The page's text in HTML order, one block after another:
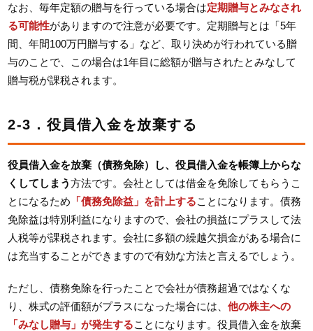
なお、毎年定額の贈与を行っている場合は定期贈与とみなされ
る可能性がありますので注意が必要です。定期贈与とは「5年
間、年間100万円贈与する」など、取り決めが行われている贈
与のことで、この場合は1年目に総額が贈与されたとみなして
贈与税が課税されます。
2-3．役員借入金を放棄する
役員借入金を放棄（債務免除）し、役員借入金を帳簿上からな
くしてしまう方法です。会社としては借金を免除してもらうこ
とになるため 「債務免除益」を計上することになります。債務
免除益は特別利益になりますので、会社の損益にプラスして法
人税等が課税されます。会社に多額の繰越欠損金がある場合に
は充当することができますので有効な方法と言えるでしょう。
ただし、債務免除を行ったことで会社が債務超過ではなくな
り、株式の評価額がプラスになった場合には、他の株主への
「みなし贈与」が発生することになります。役員借入金を放棄